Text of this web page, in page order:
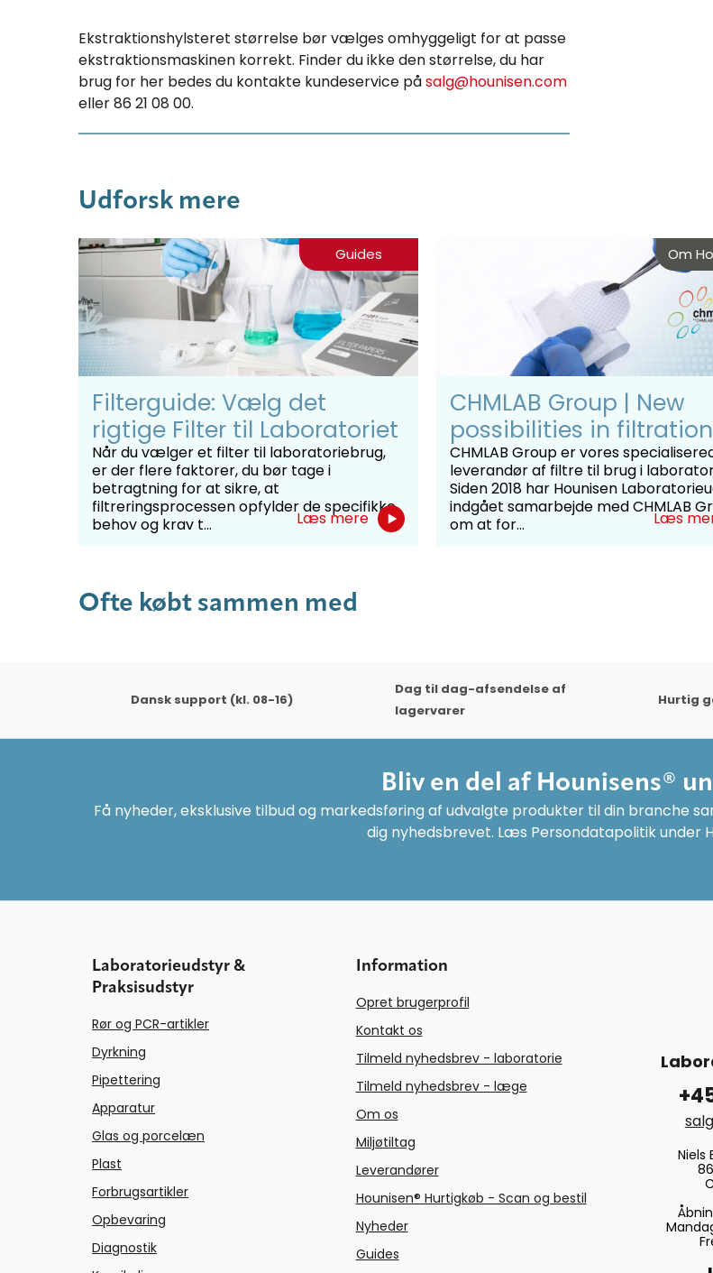
Ekstraktionshylsteret størrelse bør vælges omhyggeligt for at passe
ekstraktionsmaskinen korrekt. Finder du ikke den størrelse, du har
brug for her bedes du kontakte kundeservice påsalg@hounisen.com
eller 86 21 08 00.
Udforsk mere
Guides
Filterguide: Vælg det
rigtige Filter til Laboratoriet
Når du vælger et filter til laboratoriebrug,
er der flere faktorer, du bør tage i
betragtning for at sikre, at
filtreringsprocessen opfylder de specifikke
behov og krav t...
Læs mere
Om
CHMLAB Group | New
possibilities in filtration
CHMLAB Group er vores
leverandør af filtre til brug i
Siden 2018 har Hounisen
indgået samarbejde med CHMLAB
om at for...
Læs
Ofte købt sammen med
Dansk support (kl. 08-16)
Dag til dag-afsendelse af
lagervarer
Hurtig
Bliv en del af Hounisens®
Få nyheder, eksklusive tilbud og markedsføring af udvalgte produkter til din branche
dig nyhedsbrevet. Læs Persondatapolitik under
Laboratorieudstyr &
Praksisudstyr
Rør og PCR-artikler
Dyrkning
Pipettering
Apparatur
Glas og porcelæn
Plast
Forbrugsartikler
Opbevaring
Diagnostik
Information
Opret brugerprofil
Kontakt os
Tilmeld nyhedsbrev - laboratorie
Tilmeld nyhedsbrev - læge
Om os
Miljøtiltag
Leverandører
Hounisen® Hurtigkøb - Scan og bestil
Nyheder
Guides
Niels